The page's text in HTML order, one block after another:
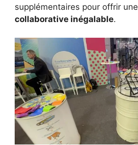
supplémentaires pour offrir une
collaborative inégalable.